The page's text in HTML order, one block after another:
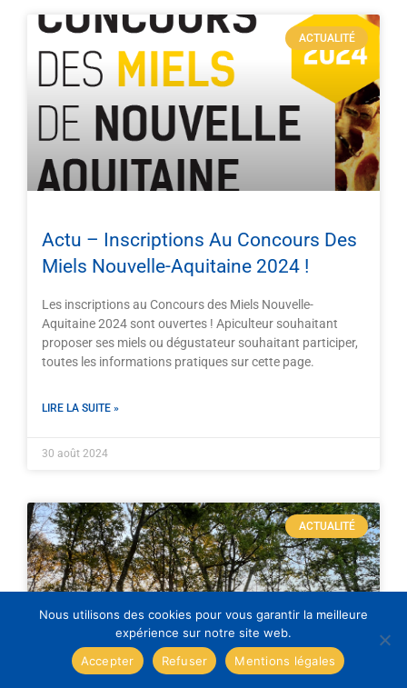
ACTUALITÉ
Actu – Inscriptions Au Concours Des
Miels Nouvelle-Aquitaine 2024 !
Les inscriptions au Concours des Miels Nouvelle-
Aquitaine 2024 sont ouvertes ! Apiculteur souhaitant
proposer ses miels ou dégustateur souhaitant participer,
toutes les informations pratiques sur cette page.
LIRE LA SUITE »
30 août 2024
ACTUALITÉ
Nous utilisons des cookies pour vous garantir la meilleure
expérience sur notre site web.
Accepter
Refuser Mentions légales